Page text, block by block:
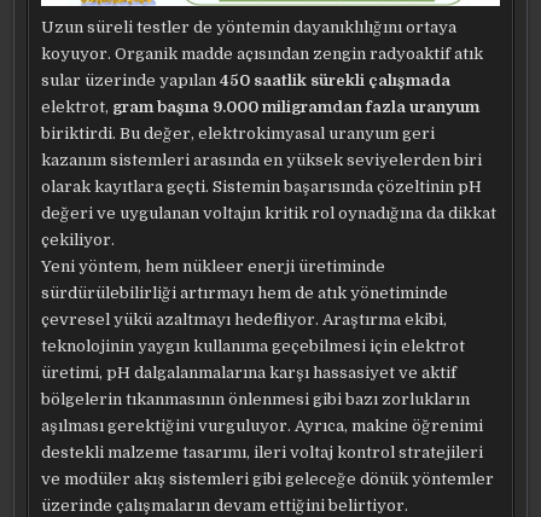
Uzun süreli testler de yöntemin dayanıklılığını ortaya
koyuyor. Organik madde açısından zengin radyoaktif atık
sular üzerinde yapılan450 saatlik sürekli çalışmada
elektrot, gram başına 9.000 miligramdan fazla uranyum
biriktirdi. Bu değer, elektrokimyasal uranyum geri
kazanım sistemleri arasında en yüksek seviyelerden biri
olarak kayıtlara geçti. Sistemin başarısında çözeltinin pH
değeri ve uygulanan voltajın kritik rol oynadığına da dikkat
çekiliyor.
Yeni yöntem, hem nükleer enerji üretiminde
sürdürülebilirliği artırmayı hem de atık yönetiminde
çevresel yükü azaltmayı hedefliyor. Araştırma ekibi,
teknolojinin yaygın kullanıma geçebilmesi için elektrot
üretimi, pH dalgalanmalarına karşı hassasiyet ve aktif
bölgelerin tıkanmasının önlenmesi gibi bazı zorlukların
aşılması gerektiğini vurguluyor. Ayrıca, makine öğrenimi
destekli malzeme tasarımı, ileri voltaj kontrol stratejileri
ve modüler akış sistemleri gibi geleceğe dönük yöntemler
üzerinde çalışmaların devam ettiğini belirtiyor.